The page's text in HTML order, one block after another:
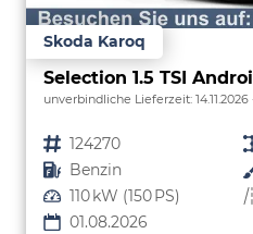
Skoda Karoq
unverbindliche Lieferzeit: 14.11.2026
Fahrzeugnr. 124270
Kraftstoff Benzin
Leistung 110 kW (150 PS)
01.08.2026